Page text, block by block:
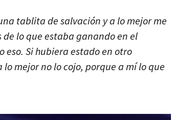
tablita de salvación y a lo mejor me
lo que estaba ganando en el
Si hubiera estado en otro
mejor no lo cojo, porque a mí lo que